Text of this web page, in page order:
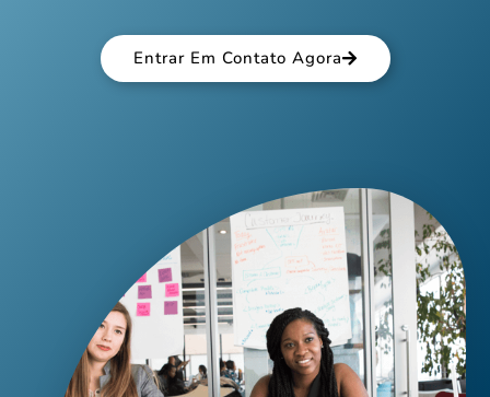
Entrar Em Contato Agora